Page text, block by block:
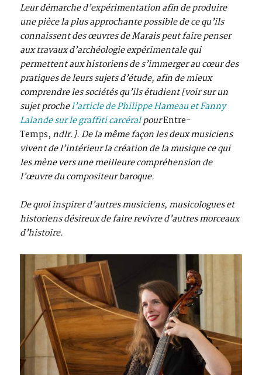
Leur démarche d’expérimentation afin de produire
une pièce la plus approchante possible de ce qu’ils
connaissent des œuvres de Marais peut faire penser
aux travaux d’archéologie expérimentale qui
permettent aux historiens de s’immerger au cœur des
pratiques de leurs sujets d’étude, afin de mieux
comprendre les sociétés qu’ils étudient [voir sur un
sujet prochel’article de Philippe Hameau et Fanny
Lalande sur le graffiti carcéralpourEntre-
Temps, ndlr.]. De la même façon les deux musiciens
vivent de l’intérieur la création de la musique ce qui
les mène vers une meilleure compréhension de
l’œuvre du compositeur baroque.
De quoi inspirer d’autres musiciens, musicologues et
historiens désireux de faire revivre d’autres morceaux
d’histoire.